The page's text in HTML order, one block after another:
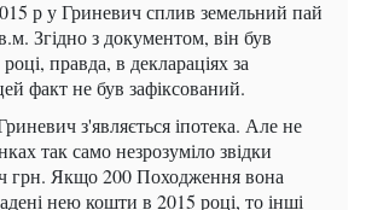
р у Гриневич сплив земельний пай
Згідно з документом, він був
правда, в деклараціях за
факт не був зафіксований.
з'являється іпотека. Але не
так само незрозуміло звідки
грн. Якщо 200 Походження вона
нею кошти в 2015 році, то інші